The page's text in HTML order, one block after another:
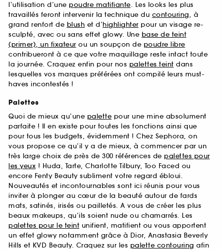
l’utilisation d’une poudre matifiante. Les looks les plus
travaillés feront intervenir la technique du contouring, à
grand renfort de blush et d’highlighter pour un visage re-
sculpté, avec ou sans effet glowy. Une base de teint
(primer), un fixateur ou un soupçon de poudre libre
contribueront à ce que votre maquillage reste intact toute
la journée. Craquez enfin pour nos palettes teint dans
lesquelles vos marques préférées ont compilé leurs must-
haves incontestés !
Palettes
Quoi de mieux qu’une palette pour une mine absolument
parfaite ! Il en existe pour toutes les fonctions ainsi que
pour tous les budgets, évidemment ! Chez Sephora, on
vous propose ce qu’il y a de mieux, à commencer par un
très large choix de près de 300 références de palettes pour
les yeux ! Huda, Tarte, Charlotte Tilbury, Too Faced ou
encore Fenty Beauty subliment votre regard ébloui.
Nouveautés et incontournables sont ici réunis pour vous
inviter à plonger au cœur de la beauté autour de fards
mats, satinés, irisés ou pailletés. A vous de créer les plus
beaux makeups, qu’ils soient nude ou chamarrés. Les
palettes pour le teint unifient, matifient ou vous apportent
un effet glowy notamment grâce à Dior, Anastasia Beverly
Hills et KVD Beauty. Craquez sur les palette contouring afin